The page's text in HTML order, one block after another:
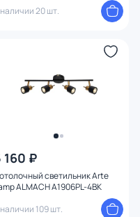
20 шт.
160 ₽
светильник Arte
ALMACH A1906PL-4BK
109 шт.